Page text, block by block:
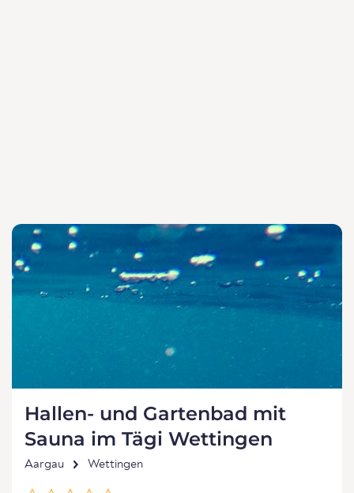
Hallen- und Gartenbad mit
Sauna im Tägi Wettingen
Aargau Wettingen